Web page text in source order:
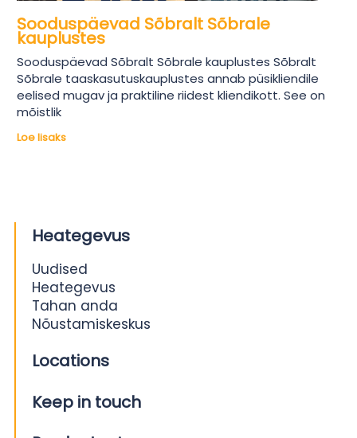
Sooduspäevad Sõbralt Sõbrale
kauplustes
Sooduspäevad Sõbralt Sõbrale kauplustes Sõbralt
Sõbrale taaskasutuskauplustes annab püsikliendile
eelised mugav ja praktiline riidest kliendikott. See on
mõistlik
Loe lisaks
Heategevus
Uudised
Heategevus
Tahan anda
Nõustamiskeskus
Locations
Keep in touch